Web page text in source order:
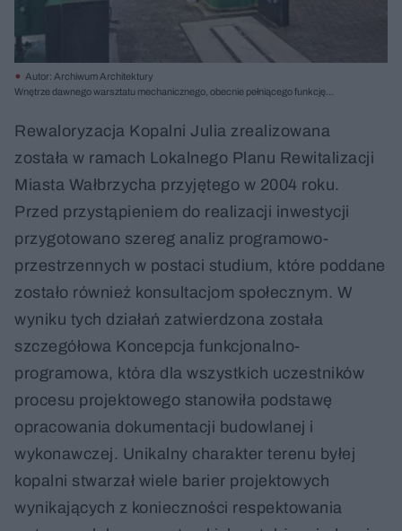
Autor: Archiwum Architektury
Wnętrze dawnego warsztatu mechanicznego, obecnie pełniącego funkcję
informacyjnych. Fot. Marcin Czechowicz
Rewaloryzacja Kopalni Julia zrealizowana
została w ramach Lokalnego Planu Rewitalizacji
Miasta Wałbrzycha przyjętego w 2004 roku.
Przed przystąpieniem do realizacji inwestycji
przygotowano szereg analiz programowo-
przestrzennych w postaci studium, które poddane
zostało również konsultacjom społecznym. W
wyniku tych działań zatwierdzona została
szczegółowa Koncepcja funkcjonalno-
programowa, która dla wszystkich uczestników
procesu projektowego stanowiła podstawę
opracowania dokumentacji budowlanej i
wykonawczej. Unikalny charakter terenu byłej
kopalni stwarzał wiele barier projektowych
wynikających z konieczności respektowania